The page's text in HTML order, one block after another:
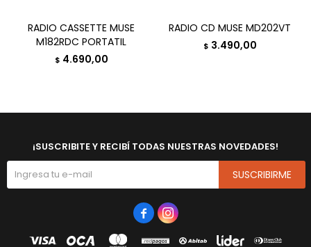
RADIO CASSETTE MUSE
M182RDC PORTATIL
$ 4.690,00
RADIO CD MUSE MD202VT
$ 3.490,00
¡SUSCRIBITE Y RECIBÍ TODAS NUESTRAS NOVEDADES!
SUSCRIBIRME
 